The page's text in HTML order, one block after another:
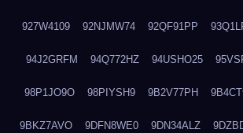
927W4109 92NJMW74 92QF91PP
94J2GRFM 94Q772HZ 94USHO25
98P1JO9O 98PIYSH9 9B2V77PH
9BKZ7AVO 9DFN8WE0 9DN34ALZ